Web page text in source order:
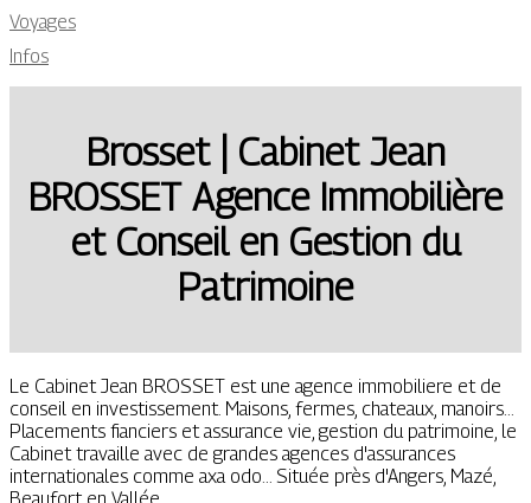
Voyages
Infos
Brosset | Cabinet Jean
BROSSET Agence Immobilière
et Conseil en Gestion du
Patrimoine
Le Cabinet Jean BROSSET est une agence immobiliere et de
conseil en investissement. Maisons, fermes, chateaux, manoirs...
Placements fianciers et assurance vie, gestion du patrimoine, le
Cabinet travaille avec de grandes agences d'assurances
internationales comme axa odo... Située près d'Angers, Mazé,